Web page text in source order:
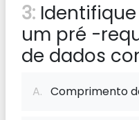
3:
um pré -
de dados
A. Comprimento